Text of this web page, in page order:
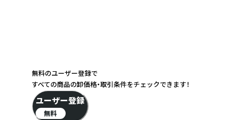
無料のユーザー登録で
すべての商品の卸価格・取引条件をチェックできます！
ユーザー登録
無料